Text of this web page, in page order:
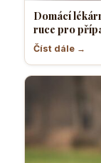
Domácí
ruce pro
Číst dále →